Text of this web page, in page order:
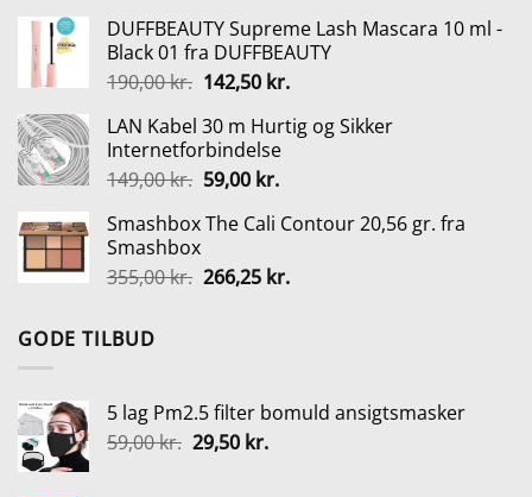
pris
var:
449,00 kr..
pris
er:
199,00 kr..
DUFFBEAUTY Supreme Lash Mascara 10 ml -
Black 01 fra DUFFBEAUTY
190,00kr. Den
pris
var:
190,00 kr..
142,50 kr.Den
pris
LAN Kabel 30 m Hurtig og Sikker
Internetforbindelse
149,00kr. Den
pris
149,00 kr..
59,00 kr.Den
pris
59,00 kr..
Smashbox The Cali Contour 20,56 gr. fra
Smashbox
355,00kr. Den
266,25 kr.Den
GODE TILBUD
5 lag Pm2.5 filter bomuld ansigtsmasker
59,00kr. Den
29,50 kr.Den